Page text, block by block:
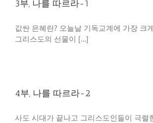
3부, 나를 따르라-1
값싼 은혜란? 오늘날 기독교계에 가장 크
그리스도의 선물이 […]
4부, 나를 따르라-2
사도 시대가 끝나고 그리스도인들이 극렬